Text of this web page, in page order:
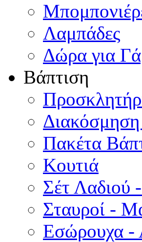
Λαμπάδες
Δώρα για
Βάπτιση
Διακόσμηση
Πακέτα
Κουτιά
Σέτ Λαδιού
Σταυροί -
Εσώρουχα -